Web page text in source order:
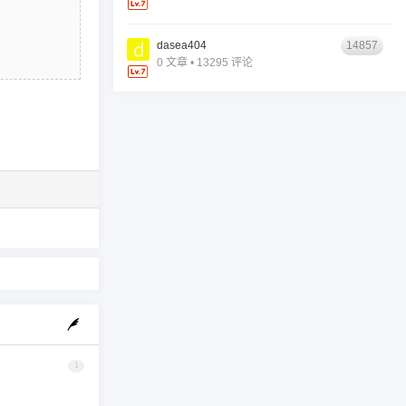
1
dasea404
0 文章 • 13295 评论
14857